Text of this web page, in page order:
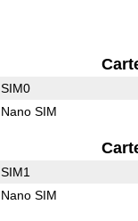
SIM0
Nano SIM
SIM1
Nano SIM